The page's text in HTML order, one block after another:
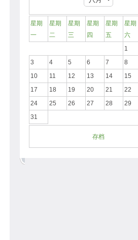
星期
一
星期
二
星期
三
星期
四
星期
五
星期
六
1
3
4 5 6 7 8
10
11 12 13 14 15
17
18 19 20 21 22
24
25 26 27 28 29
31
存档